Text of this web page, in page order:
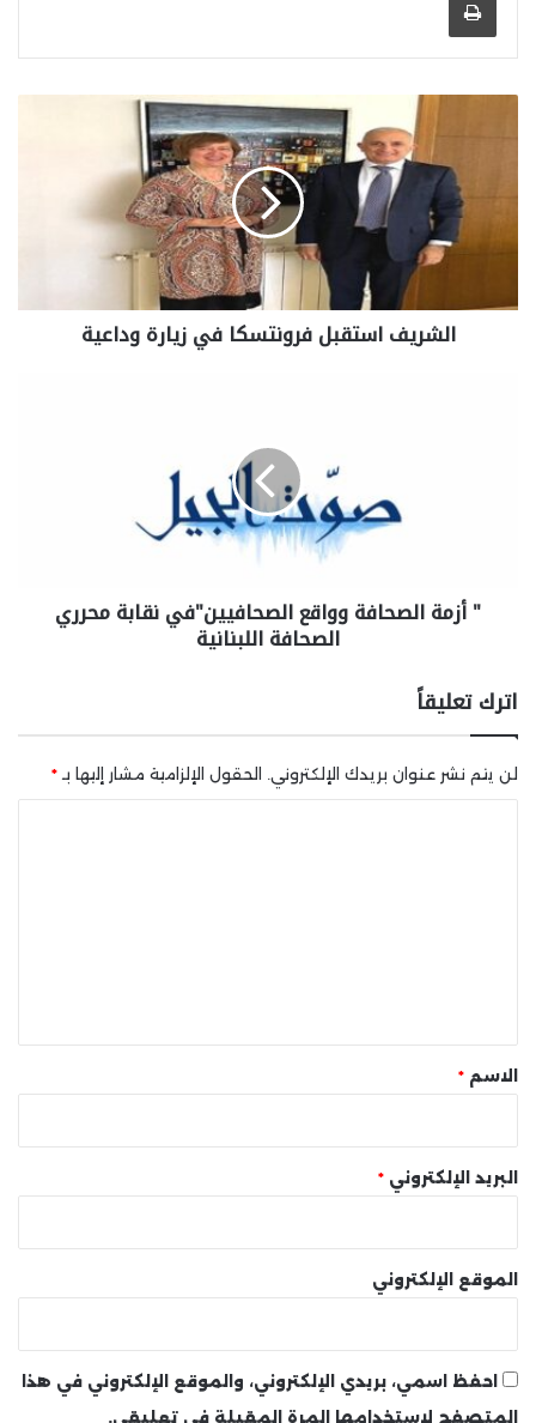
الشريف استقبل فرونتسكا في زيارة وداعية
" أزمة الصحافة وواقع الصحافيين"في نقابة محرري
الصحافة اللبنانية
اترك تعليقاً
لن يتم نشر عنوان بريدك الإلكتروني. الحقول الإلزامية مشار إليها بـ*
* الاسم *
البريد الإلكتروني *
الموقع الإلكتروني
احفظ اسمي، بريدي الإلكتروني، والموقع الإلكتروني في هذا
المتصفح لاستخدامها المرة المقبلة في تعليقي.